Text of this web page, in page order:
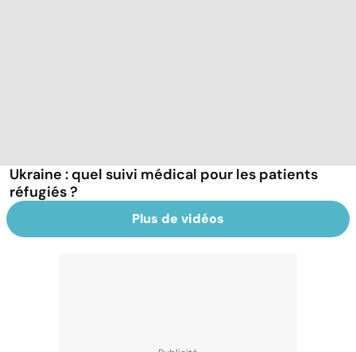
Ukraine : quel suivi médical pour les patients
réfugiés ?
Plus de vidéos